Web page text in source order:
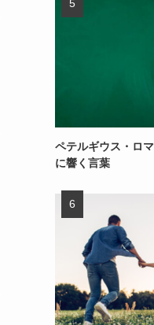
ペテルギウス・ロ
に響く言葉